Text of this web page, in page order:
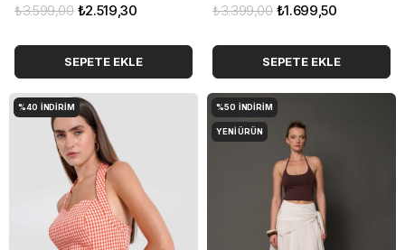
₺2.519,30
₺3.599,00
SEPETE EKLE
₺1.699,50
₺3.399,00
SEPETE EKLE
%40 İNDIRIM %50 İNDIRIM
YENI ÜRÜN